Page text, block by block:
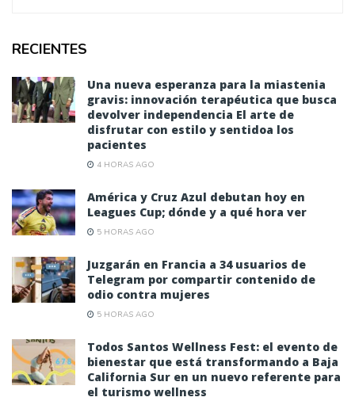
RECIENTES
Una nueva esperanza para la miastenia
gravis: innovación terapéutica que busca
devolver independencia El arte de
disfrutar con estilo y sentidoa los
pacientes
4 HORAS AGO
América y Cruz Azul debutan hoy en
Leagues Cup; dónde y a qué hora ver
5 HORAS AGO
Juzgarán en Francia a 34 usuarios de
Telegram por compartir contenido de
odio contra mujeres
5 HORAS AGO
Todos Santos Wellness Fest: el evento de
bienestar que está transformando a Baja
California Sur en un nuevo referente para
el turismo wellness